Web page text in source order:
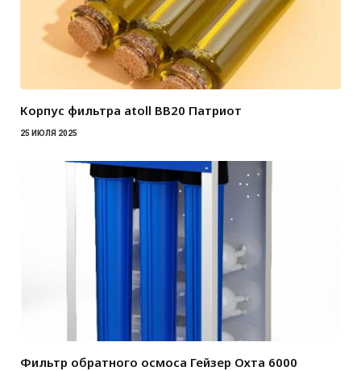
Корпус фильтра atoll BB20 Патриот
25 ИЮЛЯ 2025
Фильтр обратного осмоса Гейзер Охта 6000